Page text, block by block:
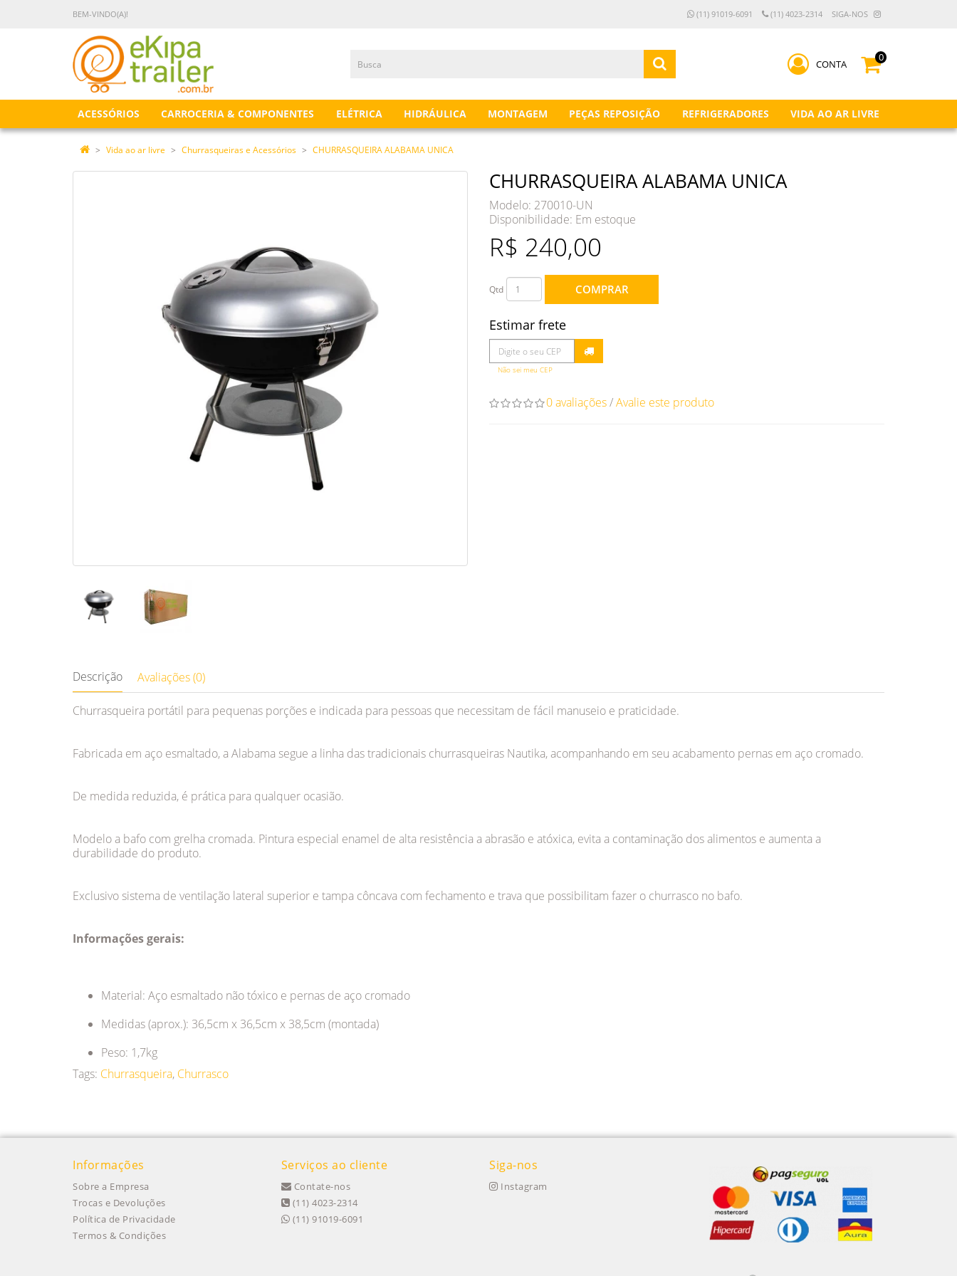
BEM-VINDO(A)! (11) 91019-6091 (11) 4023-2314 SIGA-NOS
CONTA
0
ACESSÓRIOS CARROCERIA & COMPONENTES ELÉTRICA HIDRÁULICA MONTAGEM PEÇAS REPOSIÇÃO REFRIGERADORES VIDA AO AR LIVRE
Vida ao ar livre Churrasqueiras e Acessórios CHURRASQUEIRA ALABAMA UNICA
CHURRASQUEIRA ALABAMA UNICA
Modelo: 270010-UN
Disponibilidade: Em estoque
R$ 240,00
Qtd COMPRAR
Estimar frete
Não sei meu CEP
0 avaliações/Avalie este produto
Descrição Avaliações (0)
Churrasqueira portátil para pequenas porções e indicada para pessoas que necessitam de fácil manuseio e praticidade.
Fabricada em aço esmaltado, a Alabama segue a linha das tradicionais churrasqueiras Nautika, acompanhando em seu acabamento pernas em aço cromado.
De medida reduzida, é prática para qualquer ocasião.
Modelo a bafo com grelha cromada. Pintura especial enamel de alta resistência a abrasão e atóxica, evita a contaminação dos alimentos e aumenta a
durabilidade do produto.
Exclusivo sistema de ventilação lateral superior e tampa côncava com fechamento e trava que possibilitam fazer o churrasco no bafo.
Informações gerais:
Material: Aço esmaltado não tóxico e pernas de aço cromado
Medidas (aprox.): 36,5cm x 36,5cm x 38,5cm (montada)
Peso: 1,7kg
Tags: Churrasqueira, Churrasco
Informações
Sobre a Empresa
Trocas e Devoluções
Política de Privacidade
Termos & Condições
Serviços ao cliente
Contate-nos
(11) 4023-2314
(11) 91019-6091
Siga-nos
Instagram